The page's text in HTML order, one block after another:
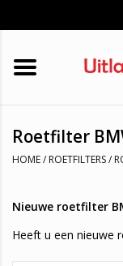
HOME
UNIVERSELE
Roetfilter
HOME/ ROETFILTERS/
Nieuwe roetfilter
Heeft u een nieuwe